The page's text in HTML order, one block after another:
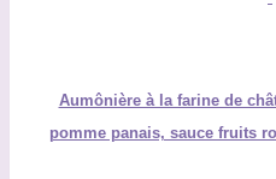
Aumônière à la farine de
pomme panais, sauce fruits